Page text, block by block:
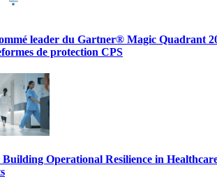
leader du Gartner® Magic Quadrant
de protection CPS
Operational Resilience in